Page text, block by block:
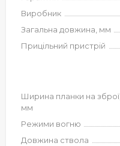
Виробник
Загальна довжина, мм
Прицільний пристрій
Ширина планки на зброї,
мм
Режими вогню
Довжина ствола